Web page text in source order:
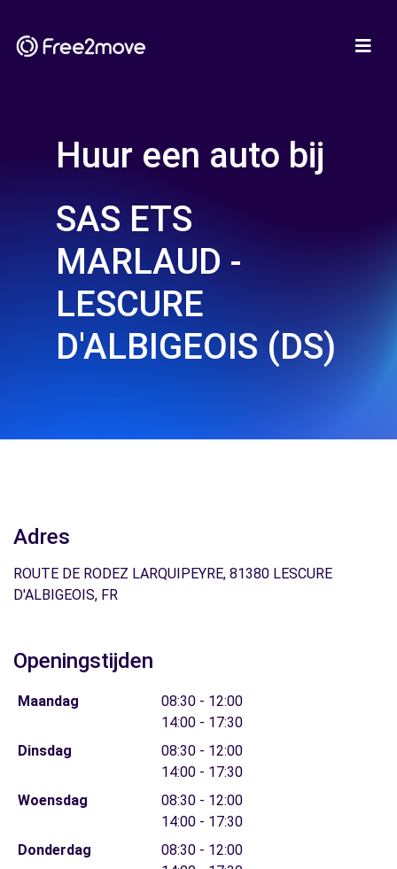
Huur een auto bij
SAS ETS
MARLAUD -
LESCURE
D'ALBIGEOIS (DS)
Adres
ROUTE DE RODEZ LARQUIPEYRE, 81380 LESCURE
D'ALBIGEOIS, FR
Openingstijden
Maandag
08:30 - 12:00
14:00 - 17:30
Dinsdag
08:30 - 12:00
14:00 - 17:30
Woensdag
08:30 - 12:00
14:00 - 17:30
Donderdag
08:30 - 12:00